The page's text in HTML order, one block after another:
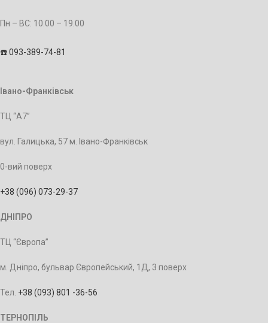
Пн – BC: 10.00 – 19.00
☎️ 093-389-74-81
Івано-Франківськ
ТЦ “А7”
вул. Галицька, 57 м. Івано-Франківськ
0-вий поверх
+38 (096) 073-29-37
ДНІПРО
ТЦ “Європа”
м. Дніпро, бульвар Європейський, 1Д, 3 поверх
Тел. +38 (093) 801 -36-56
ТЕРНОПІЛЬ